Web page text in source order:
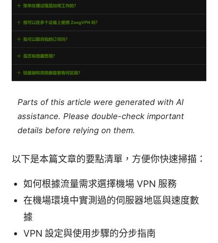
Parts of this article were generated with AI
assistance. Please double-check important
details before relying on them.
以下是本篇文章的要點清單，方便你快速掃描：
如何根據流量需求選擇機場 VPN 服務
在機場環境中實測過的伺服器地區與速度數
據
VPN 設定與使用步驟的分步指南